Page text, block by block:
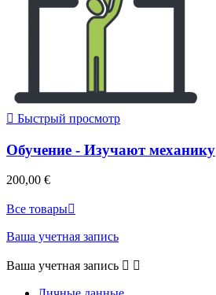
 Быстрый просмотр
Обучение - Изучают механику
200,00 €
Все товары
Ваша учетная запись
Ваша учетная запись  